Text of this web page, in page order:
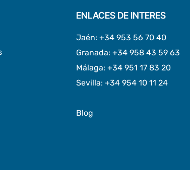
ENLACES DE INTERES
Jaén: +34 953 56 70 40
Granada: +34 958 43 59 63
Málaga: +34 951 17 83 20
Sevilla: +34 954 10 11 24
Blog